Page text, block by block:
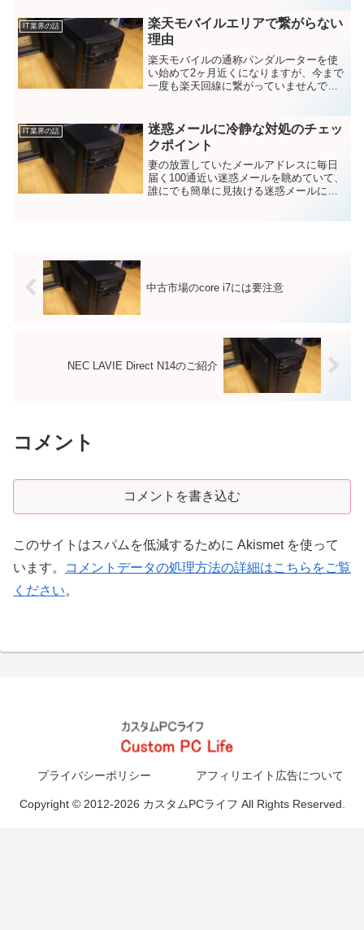
が、Micro...
IT業界の話
楽天モバイルエリアで繋がらない
理由
楽天モバイルの通称パンダルーターを使
い始めて2ヶ月近くになりますが、今まで
一度も楽天回線に繋がっていませんでし
テナがあっても繋がらない現実を見て来
ました。ひょんな事から...
IT業界の話
迷惑メールに冷静な対処のチェッ
クポイント
妻の放置していたメールアドレスに毎日
届く100通近い迷惑メールを眺めていて、
誰にでも簡単に見抜ける迷惑メールに冷
中古市場のcore i7には要注意
NEC LAVIE Direct N14のご紹介
コメント
コメントを書き込む
このサイトはスパムを低減するために Akismet を使って
います。
コメントデータの処理方法の詳細はこちらをご覧
ください。
プライバシーポリシー アフィリエイト広告について
Copyright © 2012-2026 カスタムPCライフ All Rights Reserved.